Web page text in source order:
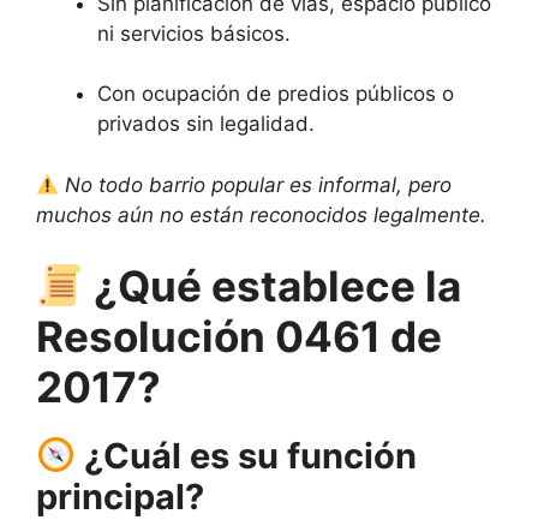
ni servicios básicos.
Con ocupación de predios públicos o
privados sin legalidad.
No todo barrio popular es informal, pero
muchos aún no están reconocidos legalmente.
¿Qué establece la
Resolución 0461 de
2017?
¿Cuál es su función
principal?